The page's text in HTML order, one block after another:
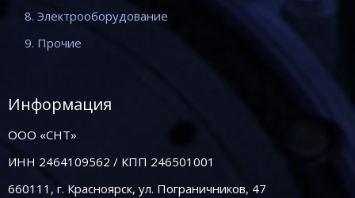
8. Электрооборудование
9. Прочие
Информация
ООО «СНТ»
ИНН 2464109562 / КПП 246501001
660111, г. Красноярск, ул. Пограничников, 47